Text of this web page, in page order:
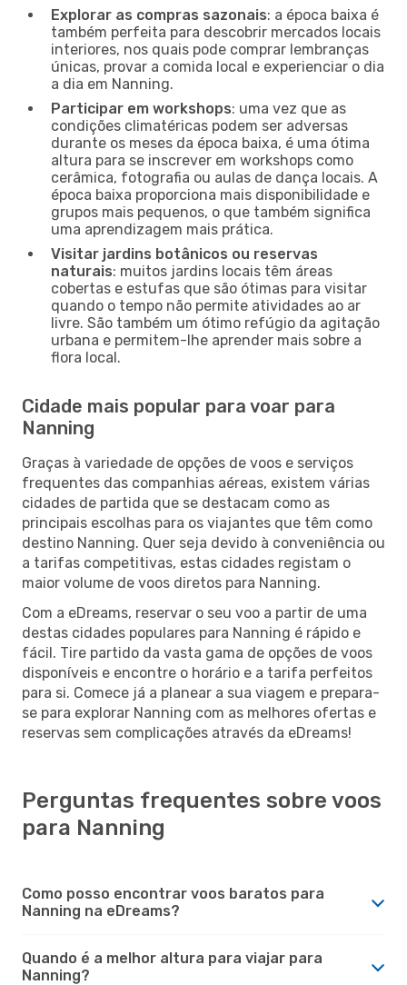
Explorar as compras sazonais: a época baixa é
também perfeita para descobrir mercados locais
interiores, nos quais pode comprar lembranças
únicas, provar a comida local e experienciar o dia
a dia em Nanning.
Participar em workshops: uma vez que as
condições climatéricas podem ser adversas
durante os meses da época baixa, é uma ótima
altura para se inscrever em workshops como
cerâmica, fotografia ou aulas de dança locais. A
época baixa proporciona mais disponibilidade e
grupos mais pequenos, o que também significa
uma aprendizagem mais prática.
Visitar jardins botânicos ou reservas
naturais: muitos jardins locais têm áreas
cobertas e estufas que são ótimas para visitar
quando o tempo não permite atividades ao ar
livre. São também um ótimo refúgio da agitação
urbana e permitem-lhe aprender mais sobre a
flora local.
Cidade mais popular para voar para
Nanning
Graças à variedade de opções de voos e serviços
frequentes das companhias aéreas, existem várias
cidades de partida que se destacam como as
principais escolhas para os viajantes que têm como
destino Nanning. Quer seja devido à conveniência ou
a tarifas competitivas, estas cidades registam o
maior volume de voos diretos para Nanning.
Com a eDreams, reservar o seu voo a partir de uma
destas cidades populares para Nanning é rápido e
fácil. Tire partido da vasta gama de opções de voos
disponíveis e encontre o horário e a tarifa perfeitos
para si. Comece já a planear a sua viagem e prepara-
se para explorar Nanning com as melhores ofertas e
reservas sem complicações através da eDreams!
Perguntas frequentes sobre voos
para Nanning
Como posso encontrar voos baratos para
Nanning na eDreams?
Quando é a melhor altura para viajar para
Nanning?